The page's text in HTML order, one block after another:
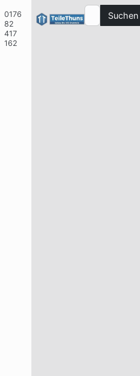
0176
82
417
162
Suchen